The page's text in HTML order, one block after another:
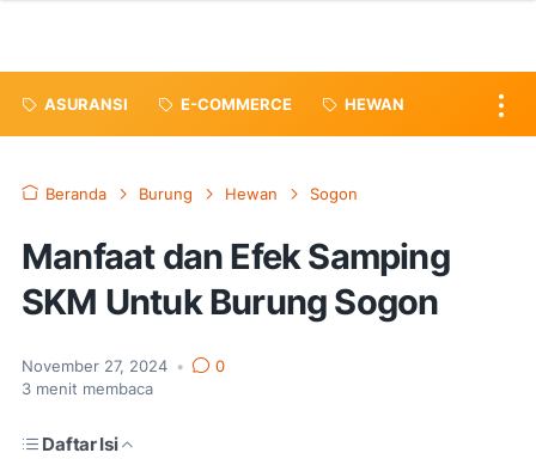
ASURANSI E-COMMERCE HEWAN
Beranda Burung Hewan Sogon
Manfaat dan Efek Samping
SKM Untuk Burung Sogon
November 27, 2024 •
0
3 menit membaca
Daftar Isi